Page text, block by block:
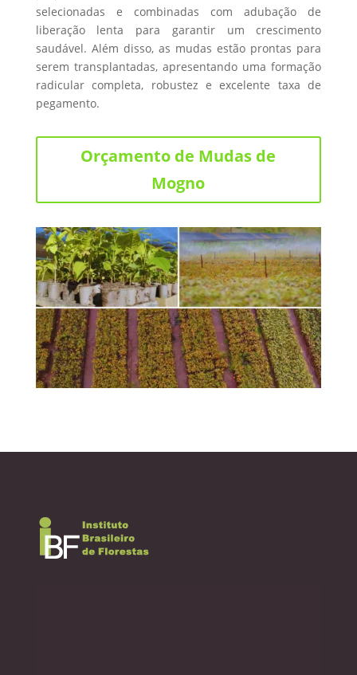
selecionadas e combinadas com adubação de
liberação lenta para garantir um crescimento
saudável. Além disso, as mudas estão prontas para
serem transplantadas, apresentando uma formação
radicular completa, robustez e excelente taxa de
pegamento.
Orçamento de Mudas de
Mogno